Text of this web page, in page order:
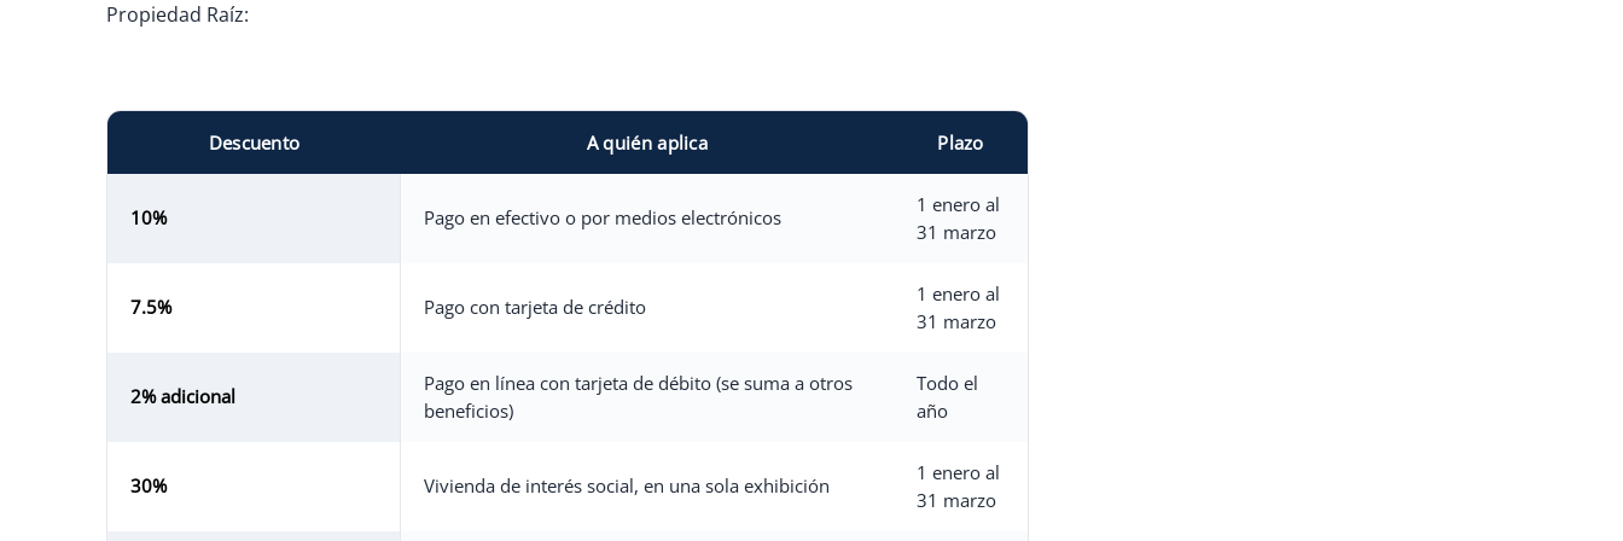
Propiedad Raíz:
Descuento A quién aplica Plazo
10% Pago en efectivo o por medios electrónicos
1 enero al
31 marzo
7.5% Pago con tarjeta de crédito
1 enero al
31 marzo
2% adicional
Pago en línea con tarjeta de débito (se suma a otros
beneficios)
Todo el
año
30% Vivienda de interés social, en una sola exhibición
1 enero al
31 marzo